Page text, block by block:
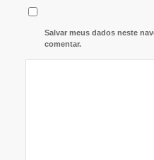
Salvar meus dados neste
comentar.